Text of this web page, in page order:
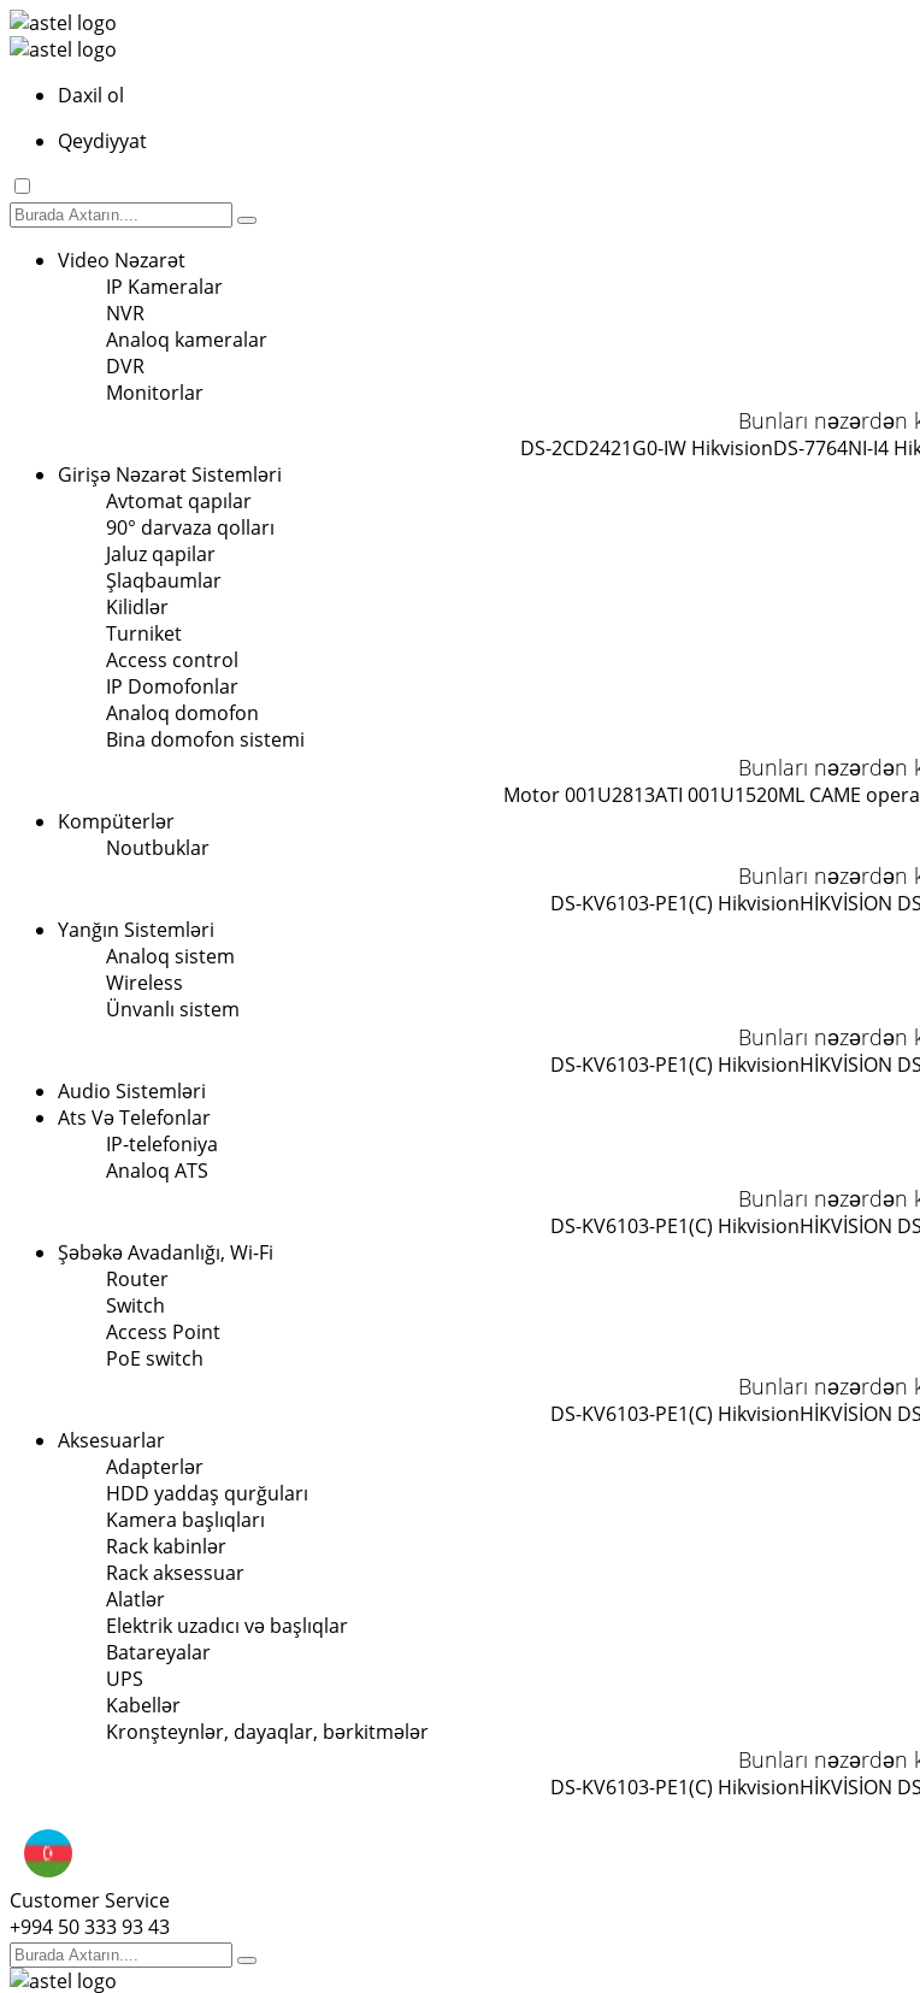
Daxil ol
Qeydiyyat
Video Nəzarət
IP Kameralar
NVR
Analoq kameralar
DVR
Monitorlar
Bunları nəzərdən
DS-2CD2421G0-IW HikvisionDS-7764NI-I4
Girişə Nəzarət Sistemləri
Avtomat qapılar
90° darvaza qolları
Jaluz qapilar
Şlaqbaumlar
Kilidlər
Turniket
Access control
IP Domofonlar
Analoq domofon
Bina domofon sistemi
Bunları nəzərdən
Motor 001U2813ATI 001U1520ML CAME
Kompüterlər
Noutbuklar
Bunları nəzərdən
DS-KV6103-PE1(C) HikvisionHİKVİSİON
Yanğın Sistemləri
Analoq sistem
Wireless
Ünvanlı sistem
Bunları nəzərdən
DS-KV6103-PE1(C) HikvisionHİKVİSİON
Audio Sistemləri
Ats Və Telefonlar
IP-telefoniya
Analoq ATS
Bunları nəzərdən
DS-KV6103-PE1(C) HikvisionHİKVİSİON
Şəbəkə Avadanlığı, Wi-Fi
Router
Switch
Access Point
PoE switch
Bunları nəzərdən
DS-KV6103-PE1(C) HikvisionHİKVİSİON
Aksesuarlar
Adapterlər
HDD yaddaş qurğuları
Kamera başlıqları
Rack kabinlər
Rack aksessuar
Alatlər
Elektrik uzadıcı və başlıqlar
Batareyalar
UPS
Kabellər
Kronşteynlər, dayaqlar, bərkitmələr
Bunları nəzərdən
DS-KV6103-PE1(C) HikvisionHİKVİSİON
Customer Service
+994 50 333 93 43